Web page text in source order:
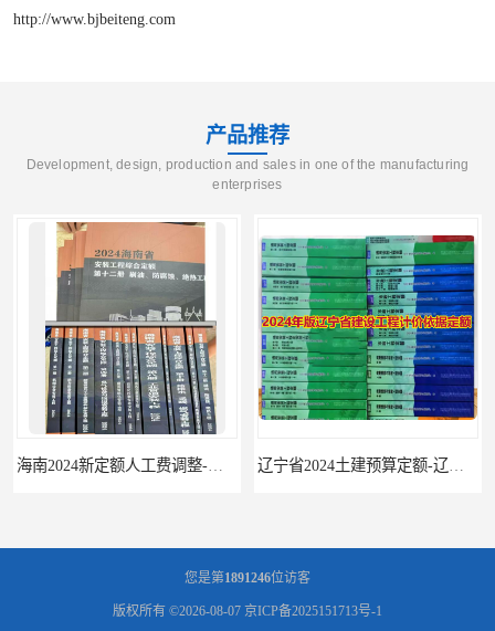
http://www.bjbeiteng.com
产品推荐
Development, design, production and sales in one of the manufacturing
enterprises
您是第1891246位访客
版权所有 ©2026-08-07 京ICP备2025151713号-1
电力工程预算概算定额
额
河南省建设工程预算定额
云南省建设工程预算定额 2020民法典
陕西省水利工程概预算定 宁夏建设工程计价定额
冶金工业建设工程概算定
额
河北省建设工程消耗量定
额
天津建设工程预算定额 20kv及以下配电网工程预
算定额
广东省水利水电概预算定
额
全国消耗量工程定额
四川省清单计价定额 北京市建设工程消耗量定